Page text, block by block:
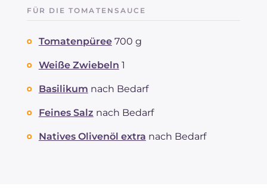
FÜR DIE TOMATENSAUCE
Tomatenpüree 700 g
Weiße Zwiebeln 1
Basilikum nach Bedarf
Feines Salz nach Bedarf
Natives Olivenöl extra nach Bedarf